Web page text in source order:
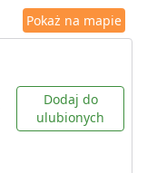
Pokaż na mapie
Dodaj do
ulubionych